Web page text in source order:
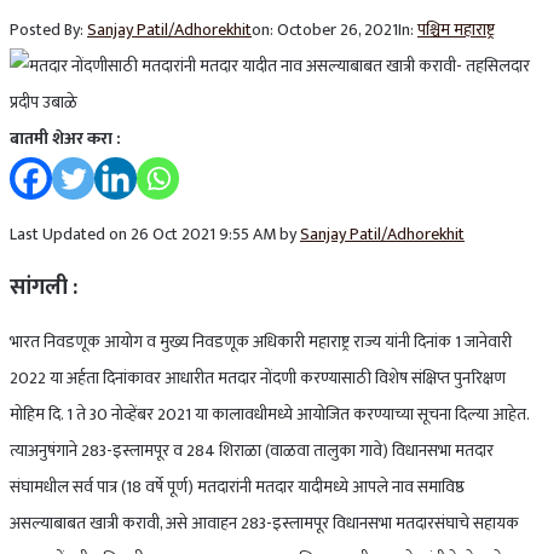
Posted By:Sanjay Patil/Adhorekhiton:October 26, 2021In:पश्चिम महाराष्ट्र
बातमी शेअर करा :
Last Updated on 26 Oct 2021 9:55 AM bySanjay Patil/Adhorekhit
सांगली :
भारत निवडणूक आयोग व मुख्य निवडणूक अधिकारी महाराष्ट्र राज्य यांनी दिनांक 1 जानेवारी
2022 या अर्हता दिनांकावर आधारीत मतदार नोंदणी करण्यासाठी विशेष संक्षिप्त पुनरिक्षण
मोहिम दि. 1 ते 30 नोव्हेंबर 2021 या कालावधीमध्ये आयोजित करण्याच्या सूचना दिल्या आहेत.
त्याअनुषंगाने 283-इस्लामपूर व 284 शिराळा (वाळवा तालुका गावे) विधानसभा मतदार
संघामधील सर्व पात्र (18 वर्षे पूर्ण) मतदारांनी मतदार यादीमध्ये आपले नाव समाविष्ठ
असल्याबाबत खात्री करावी, असे आवाहन 283-इस्लामपूर विधानसभा मतदारसंघाचे सहायक